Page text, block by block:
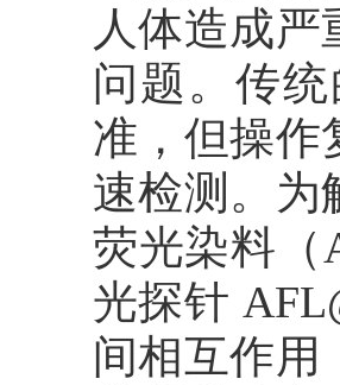
人体造成
问题。传
准，但操作
速检测。为
荧光染料（
光探针
间相互作用